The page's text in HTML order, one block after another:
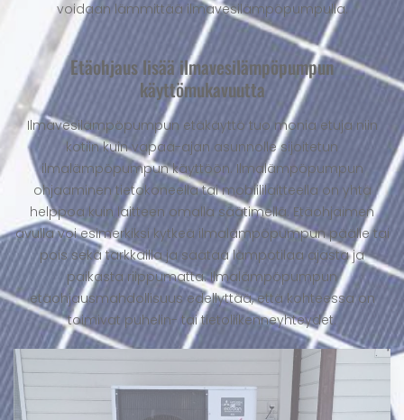
voidaan lämmittää ilmavesilämpöpumpulla.
Etäohjaus lisää ilmavesilämpöpumpun
käyttömukavuutta
Ilmavesilämpöpumpun etäkäyttö tuo monia etuja niin
kotiin kuin vapaa-ajan asunnolle sijoitetun
ilmalämpöpumpun käyttöön. Ilmalämpöpumpun
ohjaaminen tietokoneella tai mobiililaitteella on yhtä
helppoa kuin laitteen omalla säätimellä. Etäohjaimen
avulla voi esimerkiksi kytkeä ilmalämpöpumpun päälle tai
pois sekä tarkkailla ja säätää lämpötilaa ajasta ja
paikasta riippumatta. Ilmalämpöpumpun
etäohjausmahdollisuus edellyttää, että kohteessa on
toimivat puhelin- tai tietoliikenneyhteydet.